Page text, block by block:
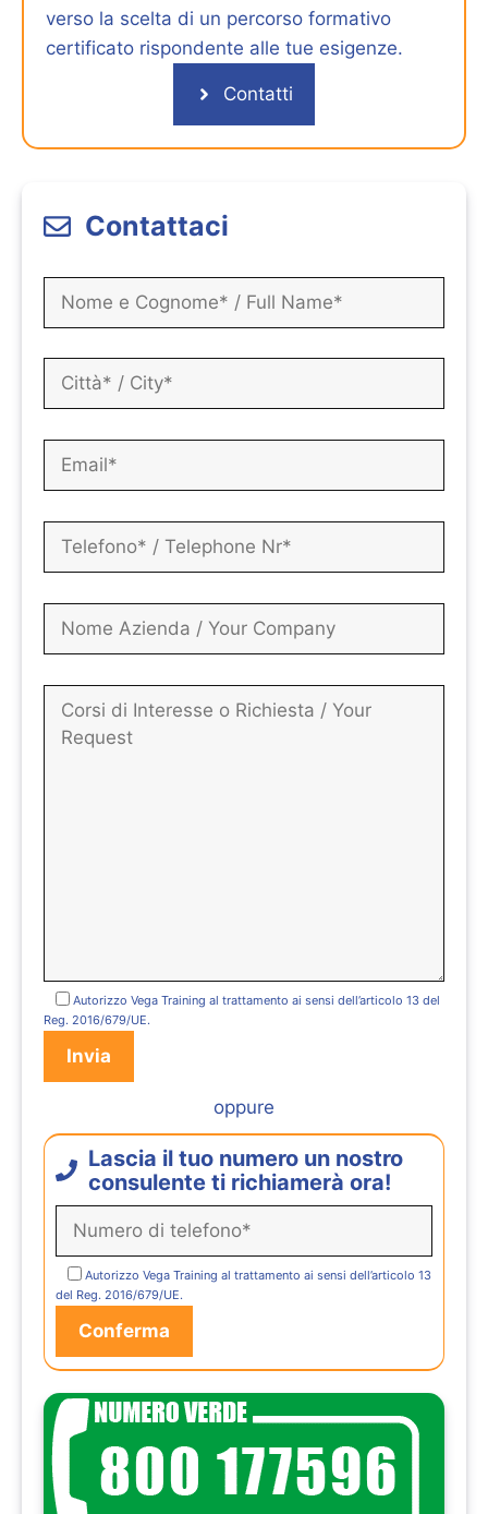
verso la scelta di un percorso formativo
certificato rispondente alle tue esigenze.
Contatti
Contattaci
Autorizzo Vega Training al trattamento ai sensi dell’articolo 13 del
Reg. 2016/679/UE.
oppure
Lascia il tuo numero un nostro
consulente ti richiamerà ora!
Autorizzo Vega Training al trattamento ai sensi dell’articolo 13
del Reg. 2016/679/UE.